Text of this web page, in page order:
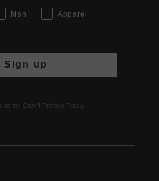
Men
Apparel
Sign up
to the Cruyff Privacy Policy